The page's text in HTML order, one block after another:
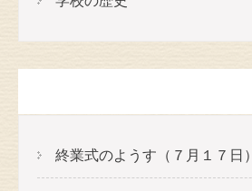
終業式のようす（７月１７日）